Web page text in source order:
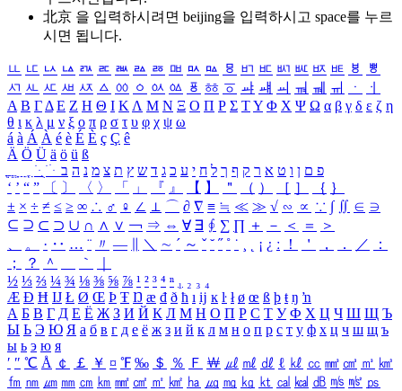
北京 을 입력하시려면 beijing을 입력하시고 space를 누르
시면 됩니다.
ㅥ ㅦ ㅧ ㅨ ㅩ ㅪ ㅫ ㅬ ㅭ ㅮ ㅯ ㅰ ㅱ ㅲ ㅳ ㅴ ㅵ ㅶ ㅷ ㅸ
ㅹ
ㅺ ㅻ ㅼ ㅽ ㅾ ㅿ ㆀ ㆁ ㆂ ㆃ ㆄ ㆅ ㆆ ㆇ ㆈ ㆉ ㆊ ㆋ ㆌ ㆍ
ㆎ
Α Β ΓΔ Ε Ζ Η Θ Ι ΚΛ Μ Ν Ξ Ο Π Ρ Σ ΤΥ Φ Χ Ψ Ω α β γ δ ε ζ η
θ ι κ λ μ ν ξ ο π ρ σ τ υ φ χ ψ ω
á à Á À é è É È ç Ç ê
Ä Ö Ü ä ö ü ß
ִֶֹ ֻּ ׁׂ פ ם ן ו ט א ר ק ף ך ל ח י ע כ ג ד ש ץ ת צ מ נ ה ב
‘ ’ “ ” 〔 〕 〈 〉 「 」 『 』 【 】 ＂ （ ） ［ ］ ｛ ｝
± × ÷ ≠ ≤ ≥ ∞ ∴ ♂ ♀ ∠ ⊥ ⌒ ∂ ∇ ≡ ≒ ≪ ≫ √ ∽ ∝ ∵ ∫ ∬ ∈ ∋
⊆ ⊇ ⊂ ⊃ ∪ ∩ ∧ ∨ ￢ ⇒ ⇔ ∀ ∃ ∮ ∑ ∏ ＋ － ＜ ＝
＞
、
。 · ‥ … ¨ 〃 ― ＼ ∼ ´ ～ ˇ ˘ ˝ ˚ ˙ ¸ ¡ ¿ ː ！ ＇ ， ． ／
：
；
？ ＾ ｀
½ ⅓ ⅔ ¼ ¾ ⅛ ⅜ ⅝ ⅞ ¹ ² ³ ⁴ ⁿ ₁ ₂ ₃ ₄
Æ Ð Ħ Ĳ Ł Ø Œ Þ Ŧ Ŋ æ đ ð ħ ı ĳ ĸ ŀ ł ø œ ß þ ŧ ŋ ŉ
А Б В Г Д Е Ё Ж З И Й К Л М Н О П Р С Т У Ф Х Ц Ч Ш Щ Ъ
Ы Ь Э Ю Я а б в г д е ё ж з и й к л м н о п р с т у ф х ц ч ш щ ъ
ы ь э ю я
′ ″ ℃ Å ￠ ￡ ￥ ¤ ℉ ‰ ＄ ％ Ｆ ￦ ㎕ ㎖ ㎗ ℓ ㎘ ㏄ ㎣ ㎤ ㎥ ㎦
㎙ ㎚ ㎛ ㎜ ㎝ ㎞ ㎟ ㎠ ㎡ ㎢ ㏊ ㎍ ㎎ ㎏ ㏏ ㎈ ㎉ ㏈ ㎧ ㎨ ㎰